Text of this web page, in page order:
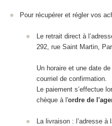
Pour récupérer et régler vos
Le retrait direct à
292, rue Saint Martin,
Un horaire et une date
courriel de confirmation.
Le paiement s’effectue
chèque à l'ordre de
La livraison : l’adresse